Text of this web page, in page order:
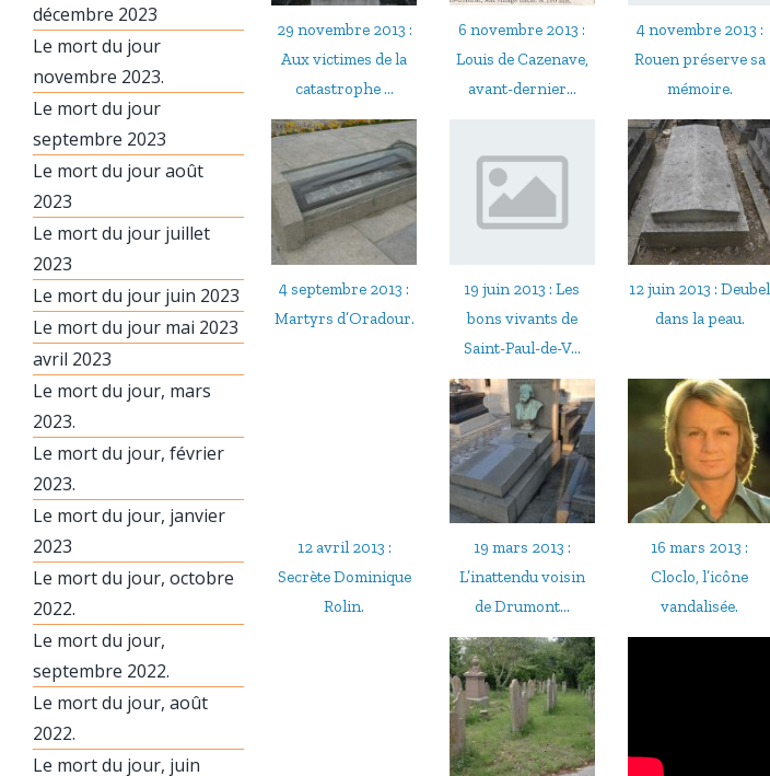
29 novembre 2013 :
Aux victimes de la
catastrophe ...
6 novembre 2013 :
Louis de Cazenave,
avant-dernier...
4 novembre 2013 :
Rouen préserve sa
mémoire.
4 septembre 2013 :
Martyrs d’Oradour.
19 juin 2013 : Les
bons vivants de
Saint-Paul-de-V...
12 juin 2013 : Deubel
dans la peau.
12 avril 2013 :
Secrète Dominique
Rolin.
19 mars 2013 :
L’inattendu voisin
de Drumont...
16 mars 2013 :
Cloclo, l’icône
vandalisée.
décembre 2023
Le mort du jour
novembre 2023.
Le mort du jour
septembre 2023
Le mort du jour août
2023
Le mort du jour juillet
2023
Le mort du jour juin 2023
Le mort du jour mai 2023
avril 2023
Le mort du jour, mars
2023.
Le mort du jour, février
2023.
Le mort du jour, janvier
2023
Le mort du jour, octobre
2022.
Le mort du jour,
septembre 2022.
Le mort du jour, août
2022.
Le mort du jour, juin